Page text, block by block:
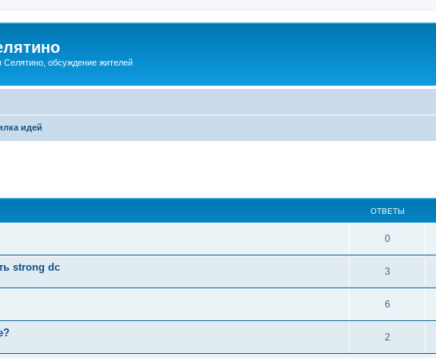
Селятино, обсуждение жителей
идей
ОТВЕТЫ
0
strong dc 3
6
2